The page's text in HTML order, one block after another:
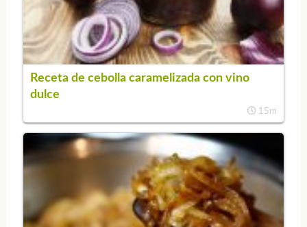
Receta de cebolla caramelizada con vino
dulce
15m